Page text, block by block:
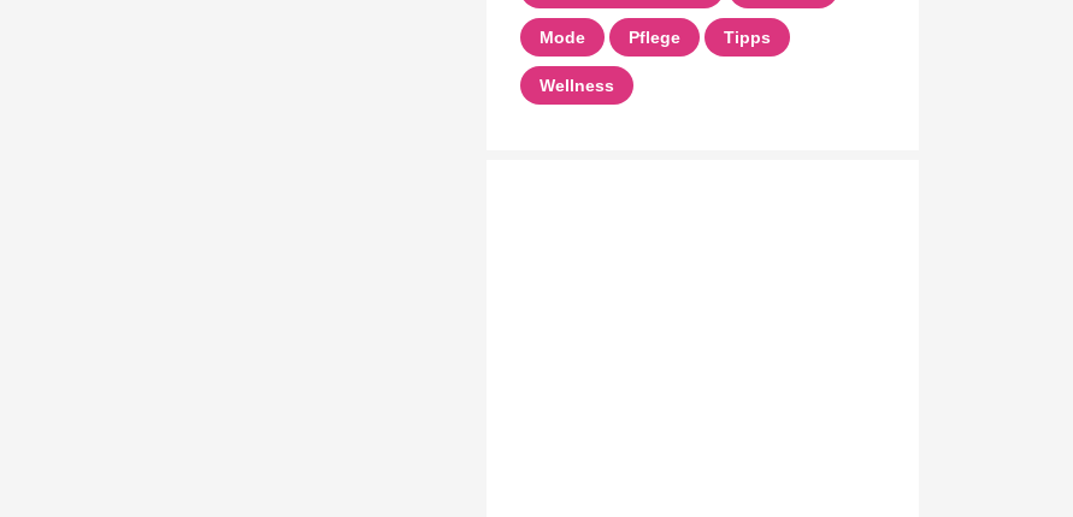
Mode Pflege Tipps
Wellness